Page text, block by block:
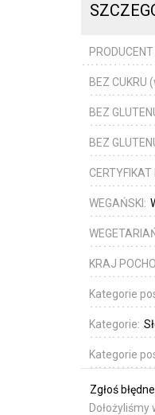
BEZ CUKRU
BEZ
BEZ
CERTYFIKAT
WEGAŃSKI:
KRAJ
Kategorie
Kategorie:
Kategorie
Zgłoś